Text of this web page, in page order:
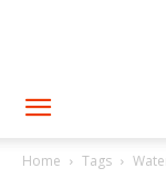
Home Tags